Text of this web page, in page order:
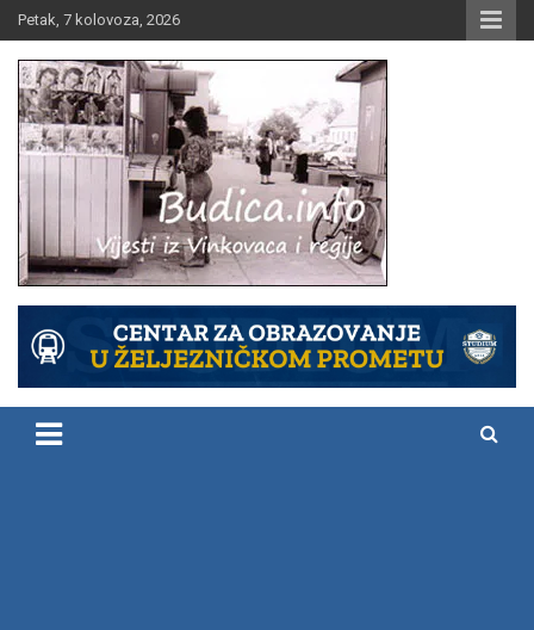
Skip
to
content
Petak, 7 kolovoza, 2026
Budica.info